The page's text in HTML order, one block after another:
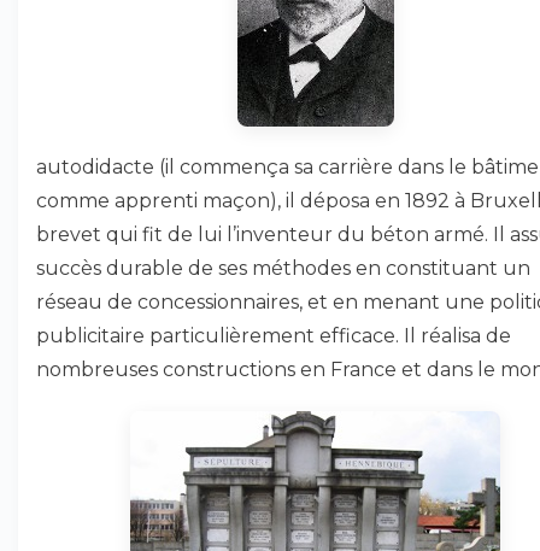
autodidacte (il commença sa carrière dans le
comme apprenti maçon), il déposa en 1892 à
brevet qui fit de lui l’inventeur du béton armé. Il
succès durable de ses méthodes en constituant un
réseau de concessionnaires, et en menant une
publicitaire particulièrement efficace. Il réalisa de
nombreuses constructions en France et dans le